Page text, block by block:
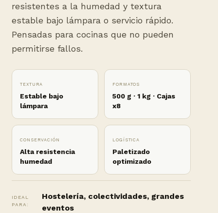
resistentes a la humedad y textura
estable bajo lámpara o servicio rápido.
Pensadas para cocinas que no pueden
permitirse fallos.
TEXTURA
Estable bajo
lámpara
FORMATOS
500 g · 1 kg · Cajas
x8
CONSERVACIÓN
Alta resistencia
humedad
LOGÍSTICA
Paletizado
optimizado
IDEAL
PARA:
Hostelería, colectividades, grandes
eventos